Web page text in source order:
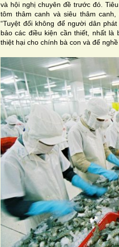
và hội nghị chuyên đề trước đó.
tôm thâm canh và siêu thâm
“Tuyệt đối không để người dân
bảo các điều kiện cần thiết, nhất
thiệt hại cho chính bà con và để